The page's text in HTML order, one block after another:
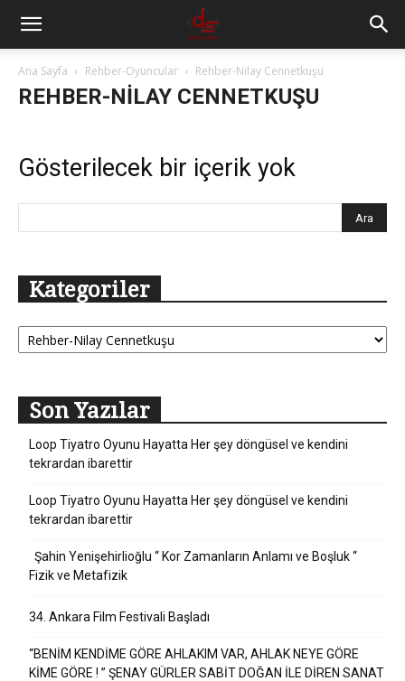
Ana Sayfa Rehber-Oyuncular Rehber-Nilay Cennetkuşu
REHBER-NILAY CENNETKUŞU
Gösterilecek bir içerik yok
Kategoriler
Kategoriler
Son Yazılar
Loop Tiyatro Oyunu Hayatta Her şey döngüsel ve kendini
tekrardan ibarettir
Loop Tiyatro Oyunu Hayatta Her şey döngüsel ve kendini
tekrardan ibarettir
Şahin Yenişehirlioğlu “ Kor Zamanların Anlamı ve Boşluk “
Fizik ve Metafizik
34. Ankara Film Festivali Başladı
“BENİM KENDİME GÖRE AHLAKIM VAR, AHLAK NEYE GÖRE
KİME GÖRE ! ” ŞENAY GÜRLER SABİT DOĞAN İLE DİREN SANAT